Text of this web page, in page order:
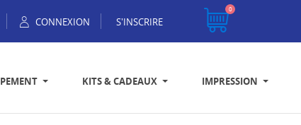
CONNEXION S'INSCRIRE
0
KITS & CADEAUX IMPRESSION